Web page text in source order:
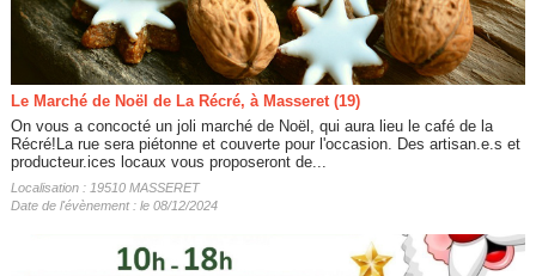
Le Marché de Noël de La Récré, à Masseret (19)
On vous a concocté un joli marché de Noël, qui aura lieu le café de la
Récré!La rue sera piétonne et couverte pour l'occasion. Des artisan.e.s et
producteur.ices locaux vous proposeront de...
Localisation : 19510 MASSERET
Date de l'évènement : le 08/12/2024